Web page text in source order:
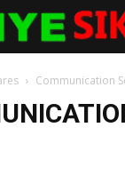
Communication